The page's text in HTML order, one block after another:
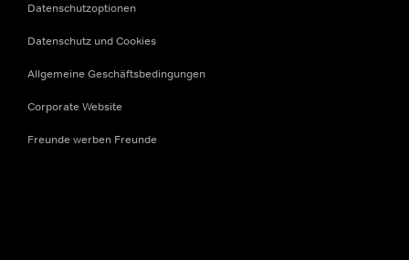
Datenschutzoptionen
Datenschutz und Cookies
Allgemeine Geschäftsbedingungen
Corporate Website
Freunde werben Freunde